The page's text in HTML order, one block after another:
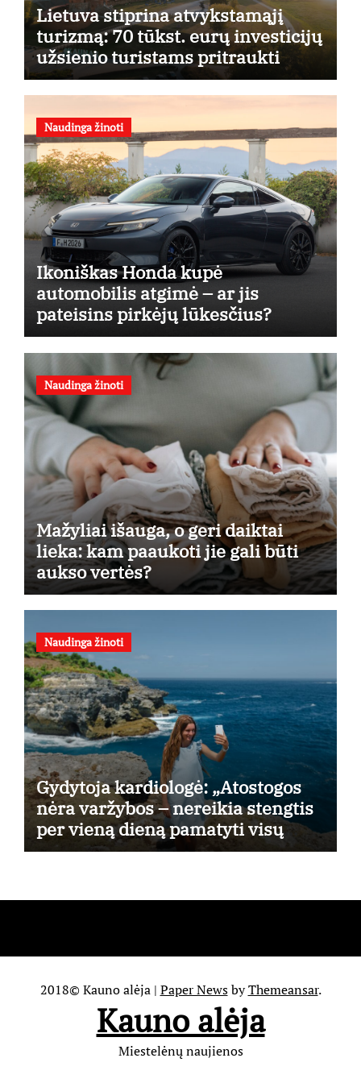
Lietuva stiprina atvykstamąjį
turizmą: 70 tūkst. eurų investicijų
užsienio turistams pritraukti
Naudinga žinoti
Ikoniškas Honda kupė
automobilis atgimė – ar jis
pateisins pirkėjų lūkesčius?
Naudinga žinoti
Mažyliai išauga, o geri daiktai
lieka: kam paaukoti jie gali būti
aukso vertės?
Naudinga žinoti
Gydytoja kardiologė: „Atostogos
nėra varžybos – nereikia stengtis
per vieną dieną pamatyti visų
lankytinų vietų“
2018© Kauno alėja | Paper NewsbyThemeansar.
Kauno alėja
Miestelėnų naujienos